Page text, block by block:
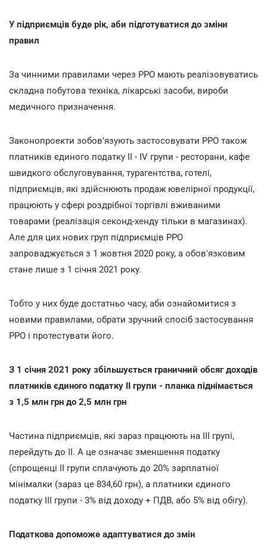
У підприємців буде рік, аби підготуватися до зміни
правил
За чинними правилами через РРО мають реалізовуватись
складна побутова техніка, лікарські засоби, вироби
медичного призначення.
Законопроекти зобов'язують застосовувати РРО також
платників єдиного податку ІІ - IV групи - ресторани, кафе
швидкого обслуговування, турагентства, готелі,
підприємців, які здійснюють продаж ювелірної продукції,
працюють у сфері роздрібної торгівлі вживаними
товарами (реалізація секонд-хенду тільки в магазинах).
Але для цих нових груп підприємців РРО
запроваджується з 1 жовтня 2020 року, а обов'язковим
стане лише з 1 січня 2021 року.
Тобто у них буде достатньо часу, аби ознайомитися з
новими правилами, обрати зручний спосіб застосування
РРО і протестувати його.
З 1 січня 2021 року збільшується граничний обсяг доходів
платників єдиного податку ІІ групи - планка піднімається
з 1,5 млн грн до 2,5 млн грн
Частина підприємців, які зараз працюють на ІІІ групі,
перейдуть до ІІ. А це означає зменшення податку
(спрощенці ІІ групи сплачують до 20% зарплатної
мінімалки (зараз це 834,60 грн), а платники єдиного
податку ІІІ групи - 3% від доходу + ПДВ, або 5% від обігу).
Податкова допоможе адаптуватися до змін